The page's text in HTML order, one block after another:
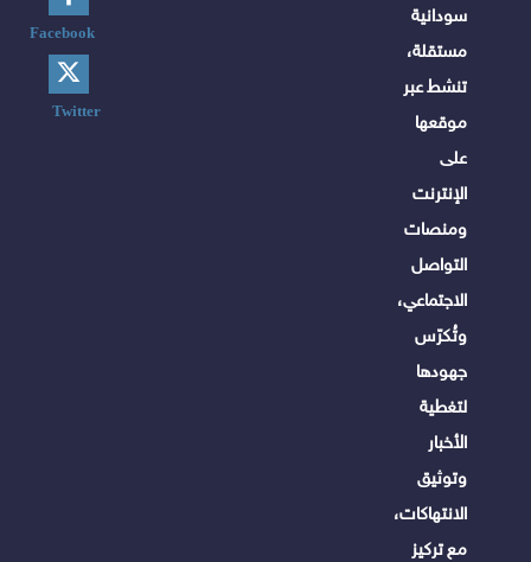
سودانية
مستقلة،
تنشط عبر
موقعها
على
الإنترنت
ومنصات
التواصل
الاجتماعي،
وتُكرّس
جهودها
لتغطية
الأخبار
وتوثيق
الانتهاكات،
مع تركيز
Facebook
Twitter